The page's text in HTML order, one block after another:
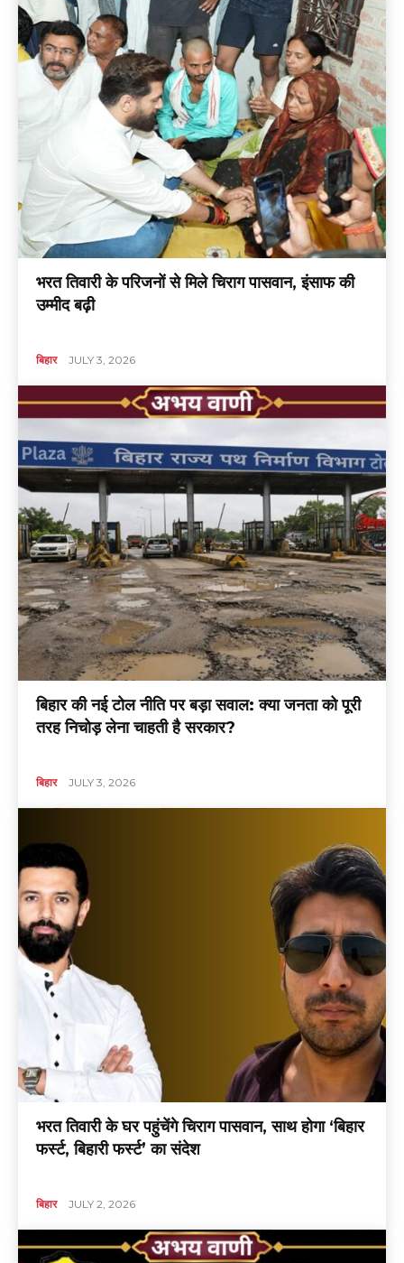
भरत तिवारी के परिजनों से मिले चिराग पासवान, इंसाफ की
उम्मीद बढ़ी
बिहार JULY 3, 2026
बिहार की नई टोल नीति पर बड़ा सवाल: क्या जनता को पूरी
तरह निचोड़ लेना चाहती है सरकार?
बिहार JULY 3, 2026
भरत तिवारी के घर पहुंचेंगे चिराग पासवान, साथ होगा ‘बिहार
फर्स्ट, बिहारी फर्स्ट’ का संदेश
बिहार JULY 2, 2026